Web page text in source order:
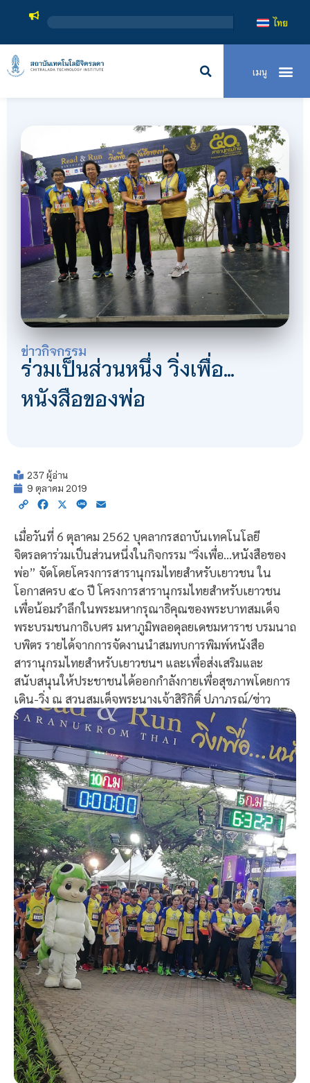
สถาบันเทคโนโลยีจิตรลดา เป็นสถาบันอุดมศึกษาในก
ไทย
ข่าวกิจกรรม
ร่วมเป็นส่วนหนึ่ง วิ่งเพื่อ…
หนังสือของพ่อ
237 ผู้อ่าน
9 ตุลาคม 2019
Copy Facebook
X Line
เมื่อวันที่ 6 ตุลาคม 2562 บุคลากรสถาบันเทคโนโลยี
จิตรลดาร่วมเป็นส่วนหนึ่งในกิจกรรม "วิ่งเพื่อ…หนังสือของ
พ่อ” จัดโดยโครงการสารานุกรมไทยสำหรับเยาวชน ใน
โอกาสครบ ๕๐ ปี โครงการสารานุกรมไทยสำหรับเยาวชน
เพื่อน้อมรำลึกในพระมหากรุณาธิคุณของพระบาทสมเด็จ
พระบรมชนกาธิเบศร มหาภูมิพลอดุลยเดชมหาราช บรมนาถ
บพิตร รายได้จากการจัดงานนำสมทบการพิมพ์หนังสือ
สารานุกรมไทยสำหรับเยาวชนฯ และเพื่อส่งเสริมและ
สนับสนุนให้ประชาชนได้ออกกำลังกายเพื่อสุขภาพโดยการ
เดิน-วิ่ง ณ สวนสมเด็จพระนางเจ้าสิริกิติ์ ปภาภรณ์/ข่าว